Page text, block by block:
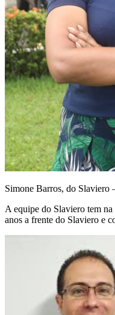
Simone Barros, do
A equipe do Slaviero tem
anos a frente do Slaviero e